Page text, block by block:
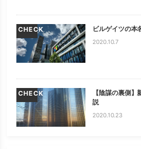
CHECK ビルゲイツの本
2020.10.7
CHECK
【陰謀の裏側
説
2020.10.23